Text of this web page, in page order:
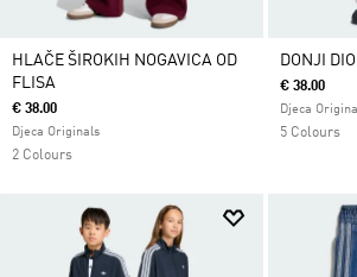
HLAČE ŠIROKIH NOGAVICA OD
FLISA
€ 38.00
Djeca Originals
2 Colours
DONJI
€ 38.00
Djeca
5 Colours